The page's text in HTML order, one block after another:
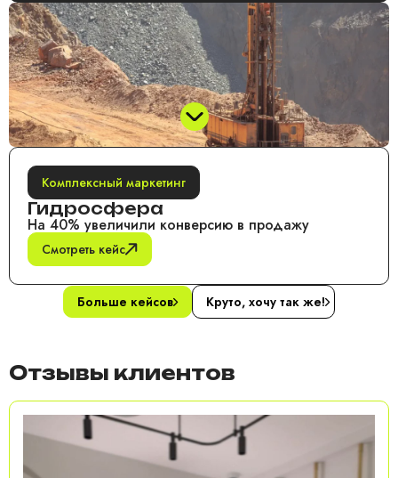
Комплексный маркетинг
Гидросфера
На 40% увеличили конверсию в продажу
Смотреть кейс
Больше кейсов Круто, хочу так же!
Отзывы клиентов